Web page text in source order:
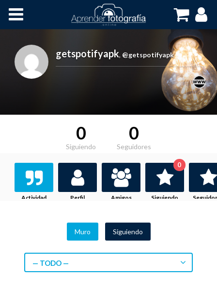
Cursos OnLine
getspotifyapk, @getspotifyapk
0
Siguiendo
0
Seguidores
Actividad Perfil Amigos Siguiendo
0
Muro Siguiendo
— TODO —